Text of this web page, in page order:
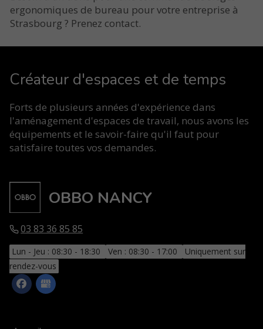
ergonomiques de bureau pour votre entreprise à
Strasbourg ? Prenez contact.
OBBO NANCY
03 83 36 85 85
Lun - Jeu : 08:30 - 18:30 Ven : 08:30 - 17:00
Uniquement sur
rendez-vous
Créateur d'espaces et de temps
Forts de plusieurs années d'expérience dans
l'aménagement d'espaces de travail, nous avons les
équipements et le savoir-faire qu'il faut pour
satisfaire toutes vos demandes.